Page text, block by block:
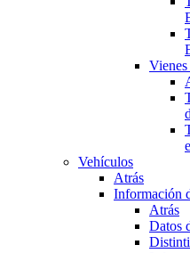
Vehículos
Atrás
Información
Atrás
Datos